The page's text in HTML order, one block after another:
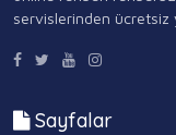
servislerinden ücretsiz
Sayfalar